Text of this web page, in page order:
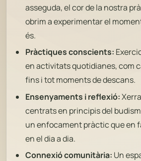
asseguda, el cor de la nostra
obrim a experimentar el
és.
Pràctiques conscients:
en activitats quotidianes, com
fins i tot moments de descans.
Ensenyaments i reflexió:
centrats en principis del
un enfocament pràctic que en
en el dia a dia.
Connexió comunitària: Un